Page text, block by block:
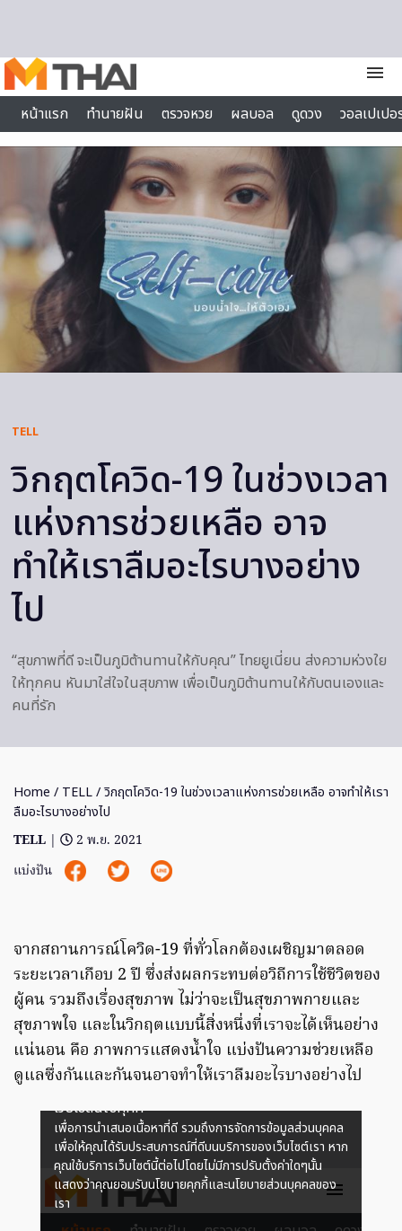
menu
หน้าแรก
ทำนายฝัน ตรวจหวย ผลบอล ดูดวง
วอลเปเป
ไลฟ์สไตล์
TELL
วิกฤตโควิด-19 ในช่วงเวลา
แห่งการช่วยเหลือ อาจ
ทำให้เราลืมอะไรบางอย่าง
ไป
“สุขภาพที่ดี จะเป็นภูมิต้านทานให้กับคุณ” ไทยยูเนี่ยน ส่งความห่วงใย
ให้ทุกคน หันมาใส่ใจในสุขภาพ เพื่อเป็นภูมิต้านทานให้กับตนเองและ
คนที่รัก
Home / TELL/ วิกฤตโควิด-19 ในช่วงเวลาแห่งการช่วยเหลือ อาจทำให้เรา
ลืมอะไรบางอย่างไป
TELL |
2 พ.ย. 2021
แบ่งปัน
จากสถานการณ์โควิด-19 ที่ทั่วโลกต้องเผชิญมาตลอด
ระยะเวลาเกือบ 2 ปี ซึ่งส่งผลกระทบต่อวิถีการใช้ชีวิตของ
ผู้คน รวมถึงเรื่องสุขภาพ ไม่ว่าจะเป็นสุขภาพกายและ
สุขภาพใจ และในวิกฤตแบบนี้สิ่งหนึ่งที่เราจะได้เห็นอย่าง
แน่นอน คือ ภาพการแสดงน้ำใจ แบ่งปันความช่วยเหลือ
ดูแลซึ่งกันและกันจนอาจทำให้เราลืมอะไรบางอย่างไป